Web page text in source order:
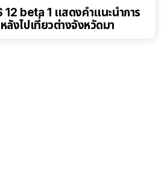
beta 1 แสดงคำแนะนำการ
งไปเที่ยวต่างจังหวัดมา